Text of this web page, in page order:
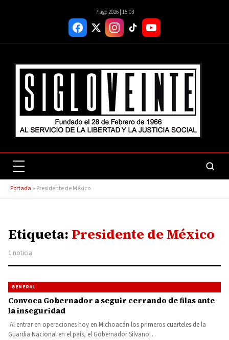
7 ago 2026 | 15:03
Portada » Presidente de México
Etiqueta: Presidente de México
1 noticia
GENERAL
Convoca Gobernador a seguir cerrando de filas ante
la inseguridad
Al entrar en operaciones hoy en Michoacán los primeros cuarteles de la
Guardia Nacional en el país, el Gobernador Silvano…